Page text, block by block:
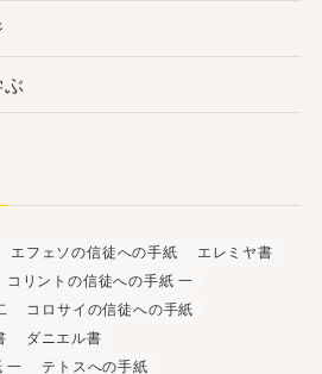
エフェソの信徒への手紙
エレミヤ書
コリントの信徒への手紙 一
コロサイの信徒への手紙
ダニエル書
一
テトスへの手紙